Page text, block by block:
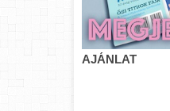
AJÁNLAT